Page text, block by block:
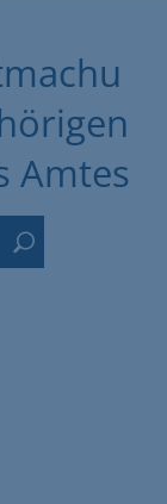
Amtes